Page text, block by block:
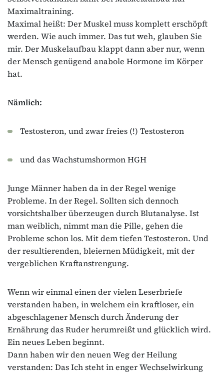
Maximaltraining.
Maximal heißt: Der Muskel muss komplett erschöpft
werden. Wie auch immer. Das tut weh, glauben Sie
mir. Der Muskelaufbau klappt dann aber nur, wenn
der Mensch genügend anabole Hormone im Körper
hat.
Nämlich:
Testosteron, und zwar freies (!) Testosteron
und das Wachstumshormon HGH
Junge Männer haben da in der Regel wenige
Probleme. In der Regel. Sollten sich dennoch
vorsichtshalber überzeugen durch Blutanalyse. Ist
man weiblich, nimmt man die Pille, gehen die
Probleme schon los. Mit dem tiefen Testosteron. Und
der resultierenden, bleiernen Müdigkeit, mit der
vergeblichen Kraftanstrengung.
Wenn wir einmal einen der vielen Leserbriefe
verstanden haben, in welchem ein kraftloser, ein
abgeschlagener Mensch durch Änderung der
Ernährung das Ruder herumreißt und glücklich wird.
Ein neues Leben beginnt.
Dann haben wir den neuen Weg der Heilung
verstanden: Das Ich steht in enger Wechselwirkung